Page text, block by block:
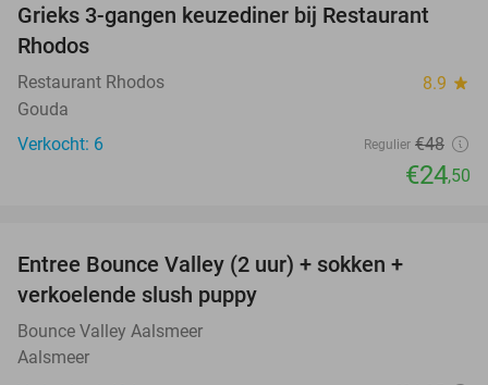
49%
Grieks 3-gangen keuzediner bij Restaurant
Rhodos
Restaurant Rhodos 8.9 star
Gouda
Verkocht: 6
Regulier €48
€24,50
Entree Bounce Valley (2 uur) + sokken +
verkoelende slush puppy
Bounce Valley Aalsmeer
Aalsmeer